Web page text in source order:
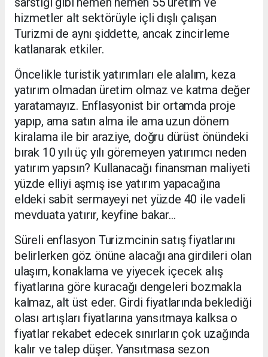
hizmetler alt sektörüyle içli dışlı çalışan
Turizmi de aynı şiddette, ancak zincirleme
katlanarak etkiler.
Öncelikle turistik yatırımları ele alalım, keza
yatırım olmadan üretim olmaz ve katma değer
yaratamayız. Enflasyonist bir ortamda proje
yapıp, ama satın alma ile ama uzun dönem
kiralama ile bir araziye, doğru dürüst önündeki
bırak 10 yılı üç yılı göremeyen yatırımcı neden
yatırım yapsın? Kullanacağı finansman maliyeti
yüzde elliyi aşmış ise yatırım yapacağına
eldeki sabit sermayeyi net yüzde 40 ile vadeli
mevduata yatırır, keyfine bakar…
Süreli enflasyon Turizmcinin satış fiyatlarını
belirlerken göz önüne alacağı ana girdileri olan
ulaşım, konaklama ve yiyecek içecek alış
fiyatlarına göre kuracağı dengeleri bozmakla
kalmaz, alt üst eder. Girdi fiyatlarında beklediği
olası artışları fiyatlarına yansıtmaya kalksa o
fiyatlar rekabet edecek sınırların çok uzağında
kalır ve talep düşer. Yansıtmasa sezon